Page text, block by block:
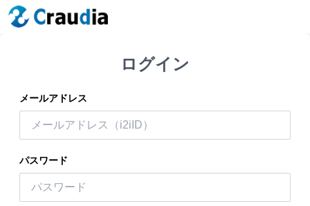
ログイン
メールアドレス
パスワード